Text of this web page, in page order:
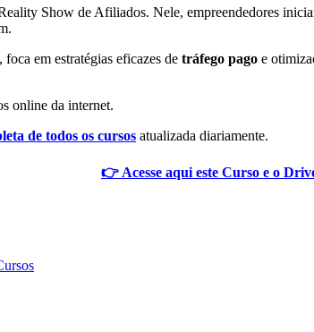
Show de Afiliados. Nele, empreendedores
em estratégias eficazes de tráfego pago e
online da internet.
de todos os cursos atualizada diariamente.
👉 Acesse aqui este Curso e o